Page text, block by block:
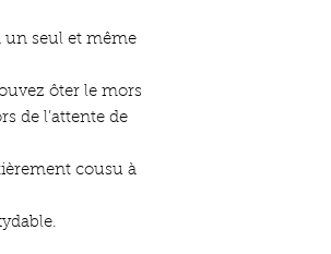
un seul et même
ôter le mors
de l’attente de
cousu à